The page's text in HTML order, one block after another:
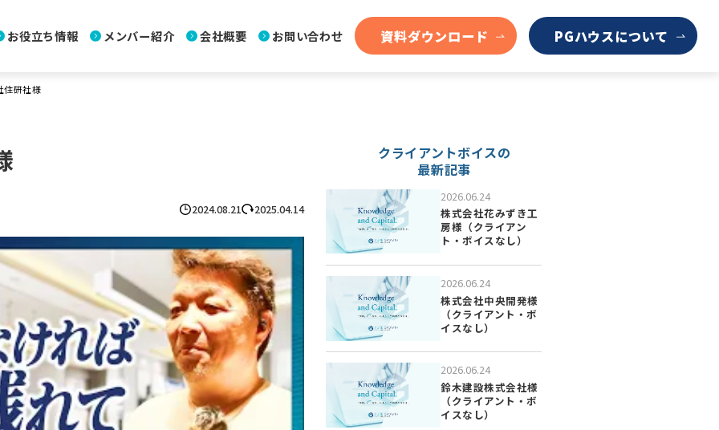
お役立ち情報 メンバー紹介 会社概要 お問い合わせ 資料ダウンロード PGハウスについて
住研社様
2024.08.21 2025.04.14
クライアントボイスの
最新記事
2026.06.24
株式会社花みずき工
房様（クライアン
ト・ボイスなし）
2026.06.24
株式会社中央開発様
（クライアント・ボ
イスなし）
2026.06.24
鈴木建設株式会社様
（クライアント・ボ
イスなし）